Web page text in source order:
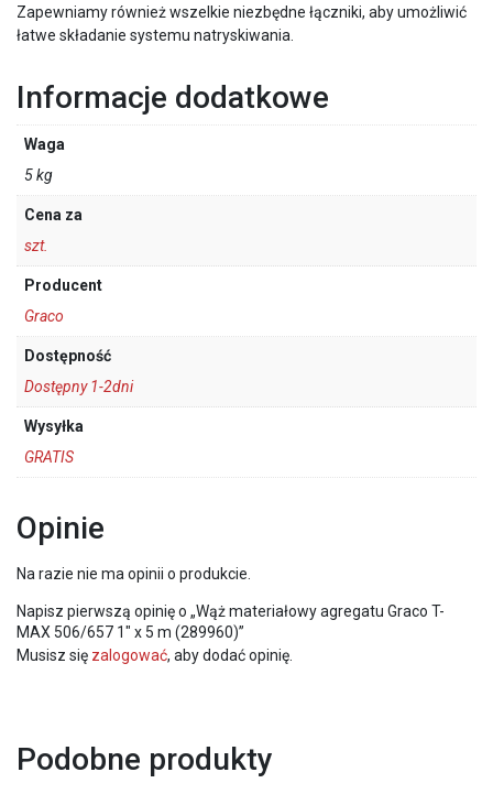
Zapewniamy również wszelkie niezbędne łączniki, aby umożliwić
łatwe składanie systemu natryskiwania.
Informacje dodatkowe
Waga
5 kg
Cena za
szt.
Producent
Graco
Dostępność
Dostępny 1-2dni
Wysyłka
GRATIS
Opinie
Na razie nie ma opinii o produkcie.
Napisz pierwszą opinię o „Wąż materiałowy agregatu Graco T-
MAX 506/657 1″ x 5 m (289960)”
Musisz się zalogować, aby dodać opinię.
Podobne produkty